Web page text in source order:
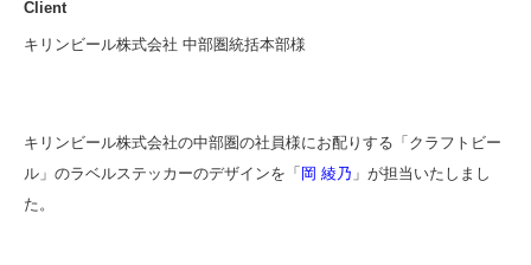
Client
キリンビール株式会社 中部圏統括本部様
キリンビール株式会社の中部圏の社員様にお配りする「クラフトビー
ル」のラベルステッカーのデザインを「 岡 綾乃 」が担当いたしまし
た。